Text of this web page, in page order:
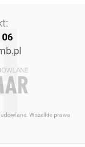
06
Wszelkie prawa